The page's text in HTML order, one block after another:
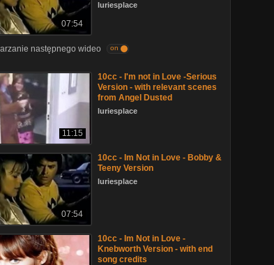
07:54
luriesplace
następnego wideo on
11:15
10cc - I'm not in Love -Serious
Version - with relevant scenes
from Angel Dusted
luriesplace
07:54
10cc - Im Not in Love - Bobby &
Teeny Version
luriesplace
10cc - Im Not in Love -
Knebworth Version - with end
song credits